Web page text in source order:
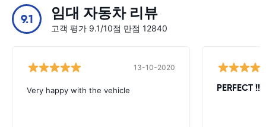
9.1 임대 자동차 리뷰
고객 평가 9.1/10점 만점 12840
13-10-2020
Very happy with the vehicle PERFECT